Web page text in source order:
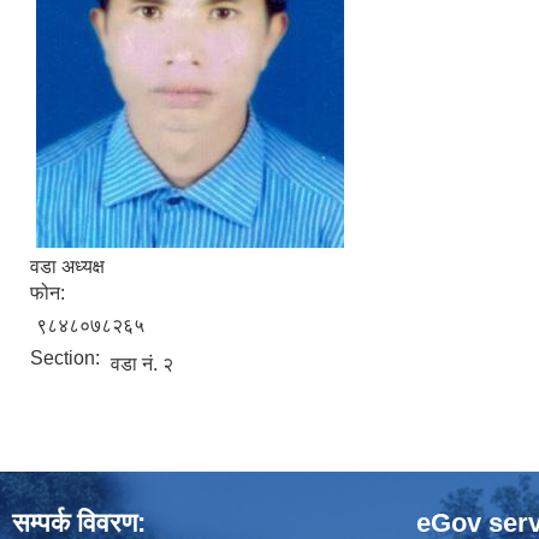
वडा अध्यक्ष
फोन:
९८४८०७८२६५
Section: वडा नं. २
सम्पर्क विवरण: eGov